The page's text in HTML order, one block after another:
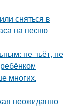
сняться в
на песню
не пьёт, не
многих.
неожиданно